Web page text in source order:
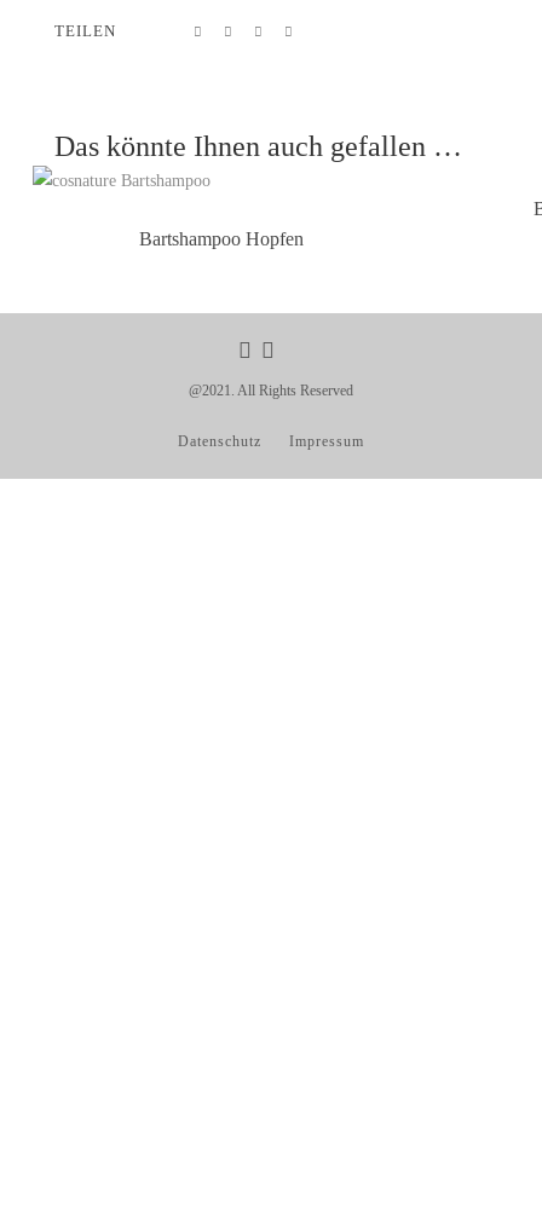
TEILEN
Das könnte Ihnen auch gefallen …
Bartshampoo Hopfen
@2021. All Rights Reserved
Datenschutz Impressum